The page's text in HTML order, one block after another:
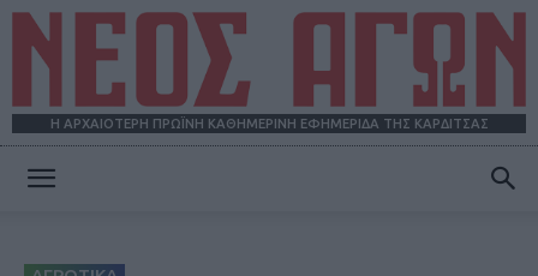
Η ΑΡΧΑΙΟΤΕΡΗ ΠΡΩΪΝΗ ΚΑΘΗΜΕΡΙΝΗ ΕΦΗΜΕΡΙΔΑ ΤΗΣ ΚΑΡΔΙΤΣΑΣ